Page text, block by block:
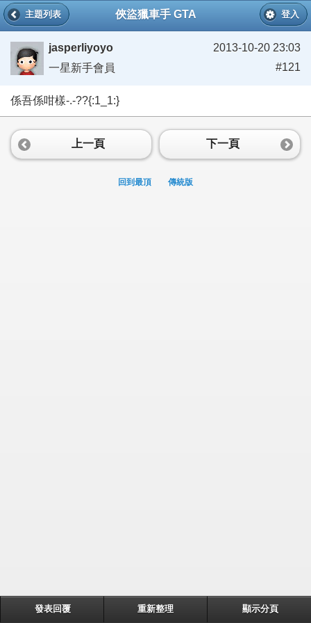
俠盜獵車手 GTA
主題列表 登入
jasperliyoyo
一星新手會員
2013-10-20 23:03
#121
係吾係咁樣-.-??{:1_1:}
上一頁 下一頁
回到最頂 傳統版
發表回覆 重新整理 顯示分頁